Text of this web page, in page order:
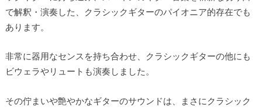
で解釈・演奏した、クラシックギターのパイオニア的存在でも
あります。
非常に器用なセンスを持ち合わせ、クラシックギターの他にも
ビウェラやリュートも演奏しました。
その佇まいや艶やかなギターのサウンドは、まさにクラシック